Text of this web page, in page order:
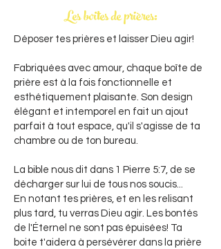
Les boites de prières:
Déposer tes prières et laisser Dieu agir!
Fabriquées avec amour, chaque boîte de
prière est à la fois fonctionnelle et
esthétiquement plaisante. Son design
élégant et intemporel en fait un ajout
parfait à tout espace, qu'il s'agisse de ta
chambre ou de ton bureau.
La bible nous dit dans 1 Pierre 5:7, de se
décharger sur lui de tous nos soucis...
En notant tes prières, et en les relisant
plus tard, tu verras Dieu agir. Les bontés
de l'Éternel ne sont pas épuisées! Ta
boite t'aidera à persévérer dans la prière